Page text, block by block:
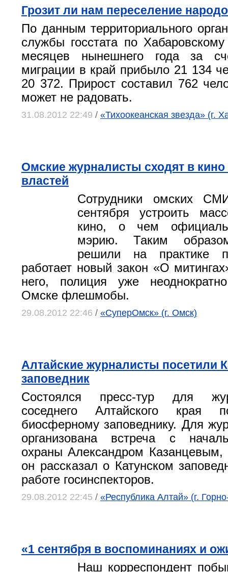
Грозит ли нам переселение
По данным территориального
службы госстата по
месяцев нынешнего года за
миграции в край прибыло 21 134
20 372. Прирост составил 762
может не радовать.
31.08.2012 22:49 / «Тихоокеанская звезда» (г.
Омские журналисты сходят в
властей
Сотрудники омских
сентября устроить
кино, о чем
мэрию. Таким
решили на практике
работает новый закон «О
него, полиция уже
Омске флешмобы.
29.08.2012 22:46 / «СуперОмск» (г. Омск)
Алтайские журналисты посетили
заповедник
Состоялся пресс-тур для
соседнего Алтайского края
биосферному заповеднику. Для
организована встреча с
охраны Александром Казанцевым,
он рассказал о Катунском
работе госинспекторов.
29.08.2012 22:45 / «Республика Алтай» (г.
«1 сентября в воспоминаниях и
Наш корреспондент